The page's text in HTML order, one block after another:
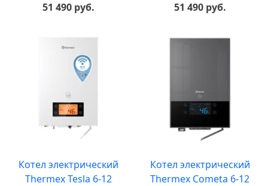
51 490 руб.
51 490 руб.
Котел электрический
Thermex Tesla 6-12
Котел электрический
Thermex Cometa 6-12